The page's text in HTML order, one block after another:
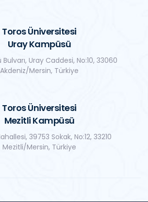
Toros Üniversitesi
Uray Kampüsü
Uray Caddesi, No:10, 33060
Akdeniz/Mersin, Türkiye
Toros Üniversitesi
Mezitli Kampüsü
39753 Sokak, No:12, 33210
Mezitli/Mersin, Türkiye